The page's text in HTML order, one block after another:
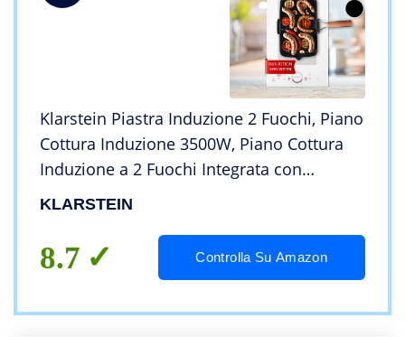
Klarstein Piastra Induzione 2 Fuochi, Piano
Cottura Induzione 3500W, Piano Cottura
Induzione a 2 Fuochi Integrata con
Controllo Touch, Fornello a Induzione,
KLARSTEIN
8.7 Controlla Su Amazon